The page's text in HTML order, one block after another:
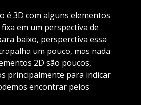
é 3D com alguns elementos
fixa em um perspectiva de
baixo, persperctiva essa
um pouco, mas nada
2D são poucos,
principalmente para indicar
encontrar pelos